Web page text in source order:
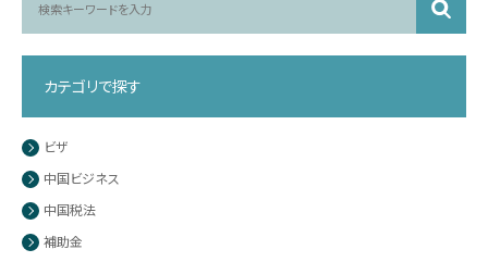
カテゴリで探す
ビザ
中国ビジネス
中国税法
補助金